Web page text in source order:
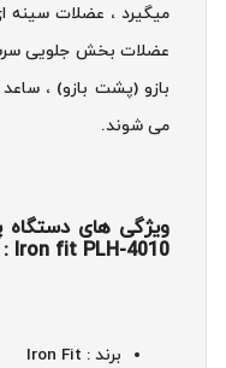
میگیرد ، عضلات سینه
عضلات بخش جلویی
می شوند.
ویژگی های دستگاه
Iron fit PLH-4010 :
برند : Iron Fit